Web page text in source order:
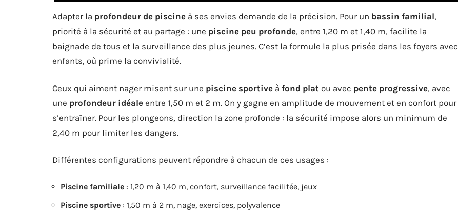
Adapter la profondeur de piscine à ses envies demande de la précision. Pour un bassin familial,
priorité à la sécurité et au partage : une piscine peu profonde, entre 1,20 m et 1,40 m, facilite la
baignade de tous et la surveillance des plus jeunes. C’est la formule la plus prisée dans les foyers avec
enfants, où prime la convivialité.
Ceux qui aiment nager misent sur une piscine sportive à fond plat ou avec pente progressive, avec
une profondeur idéale entre 1,50 m et 2 m. On y gagne en amplitude de mouvement et en confort pour
s’entraîner. Pour les plongeons, direction la zone profonde : la sécurité impose alors un minimum de
2,40 m pour limiter les dangers.
Différentes configurations peuvent répondre à chacun de ces usages :
Piscine familiale : 1,20 m à 1,40 m, confort, surveillance facilitée, jeux
Piscine sportive : 1,50 m à 2 m, nage, exercices, polyvalence